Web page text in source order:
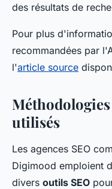
des résultats de
Pour plus
recommandées par
l'article source
utilisés
Les agences SEO
Digimood emploient
divers outils SEO